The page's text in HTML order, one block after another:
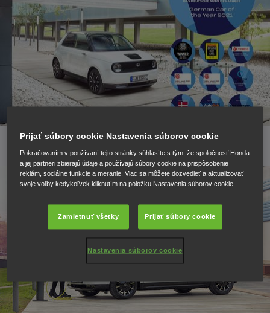
Prijať súbory cookie Nastavenia súborov cookie
Pokračovaním v používaní tejto stránky súhlasíte s tým, že spoločnosť Honda
a jej partneri zbierajú údaje a používajú súbory cookie na prispôsobenie
reklám, sociálne funkcie a meranie. Viac sa môžete dozvedieť a aktualizovať
svoje voľby kedykoľvek kliknutím na položku Nastavenia súborov cookie.
Zamietnuť všetky Prijať súbory cookie
Nastavenia súborov cookie